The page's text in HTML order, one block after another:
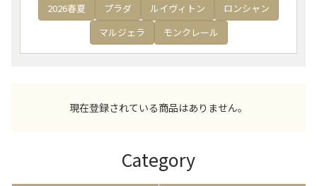
2026春夏 プラダ ルイヴィトン
ロンシャン
マルジェラ
モンクレール
現在登録されている商品はありません。
Category